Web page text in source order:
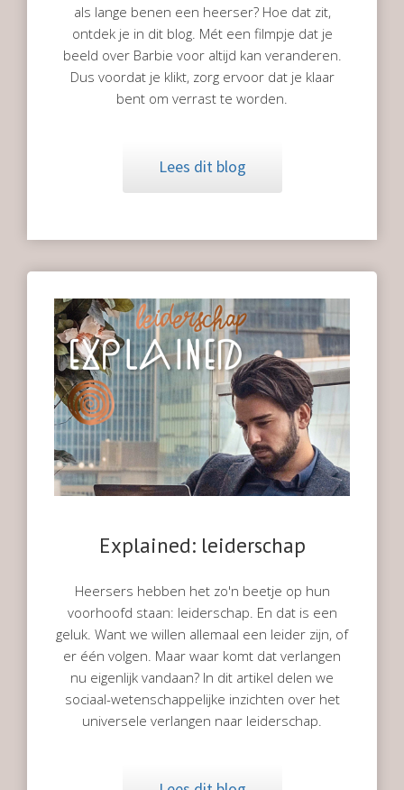
als lange benen een heerser? Hoe dat zit,
ontdek je in dit blog. Mét een filmpje dat je
beeld over Barbie voor altijd kan veranderen.
Dus voordat je klikt, zorg ervoor dat je klaar
bent om verrast te worden.
Lees dit blog
Explained: leiderschap
Heersers hebben het zo'n beetje op hun
voorhoofd staan: leiderschap. En dat is een
geluk. Want we willen allemaal een leider zijn, of
er één volgen. Maar waar komt dat verlangen
nu eigenlijk vandaan? In dit artikel delen we
sociaal-wetenschappelijke inzichten over het
universele verlangen naar leiderschap.